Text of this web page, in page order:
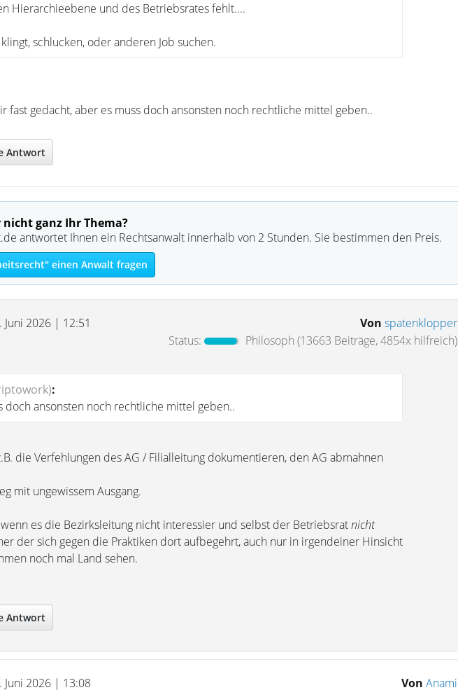
Hierarchieebene und des Betriebsrates fehlt....
schlucken, oder anderen Job suchen.
fast gedacht, aber es muss doch ansonsten noch rechtliche mittel geben..
Antwort
ganz Ihr Thema?
antwortet Ihnen ein Rechtsanwalt innerhalb von 2 Stunden. Sie bestimmen den Preis.
einen Anwalt fragen
Juni 2026 | 12:51 Von spatenklopper
Status:
Philosoph (13663 Beiträge, 4854x hilfreich)
:
doch ansonsten noch rechtliche mittel geben..
die Verfehlungen des AG / Filialleitung dokumentieren, den AG abmahnen
mit ungewissem Ausgang.
es die Bezirksleitung nicht interessier und selbst der Betriebsratnicht
der sich gegen die Praktiken dort aufbegehrt, auch nur in irgendeiner Hinsicht
noch mal Land sehen.
Antwort
Juni 2026 | 13:08 Von Anami